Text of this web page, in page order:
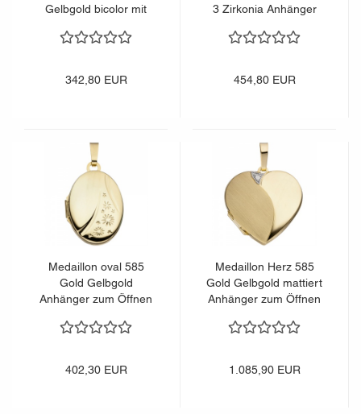
Gelbgold bicolor mit
342,80 EUR
3 Zirkonia Anhänger
454,80 EUR
Medaillon oval 585
Gold Gelbgold
Anhänger zum Öffnen
402,30 EUR
Medaillon Herz 585
Gold Gelbgold mattiert
Anhänger zum Öffnen
1.085,90 EUR